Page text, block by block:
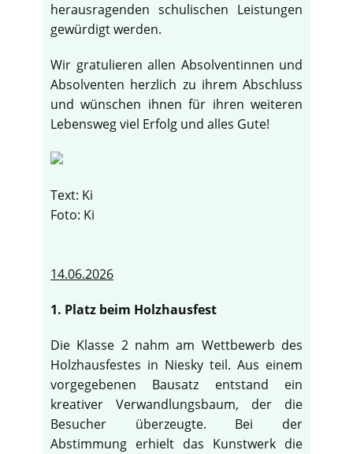
herausragenden schulischen Leistungen
gewürdigt werden.
Wir gratulieren allen Absolventinnen und
Absolventen herzlich zu ihrem Abschluss
und wünschen ihnen für ihren weiteren
Lebensweg viel Erfolg und alles Gute!
Text: Ki
Foto: Ki
14.06.2026
1. Platz beim Holzhausfest
Die Klasse 2 nahm am Wettbewerb des
Holzhausfestes in Niesky teil. Aus einem
vorgegebenen Bausatz entstand ein
kreativer Verwandlungsbaum, der die
Besucher überzeugte. Bei der
Abstimmung erhielt das Kunstwerk die